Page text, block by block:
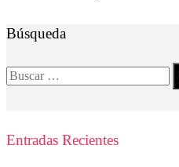
Búsqueda
Buscar:
Entradas Recientes